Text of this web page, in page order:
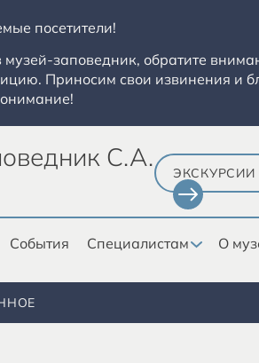
посетители!
заповедник, обратите
Приносим свои извинения и
С.А.
ЭКСКУРСИИ
События Специалистам О